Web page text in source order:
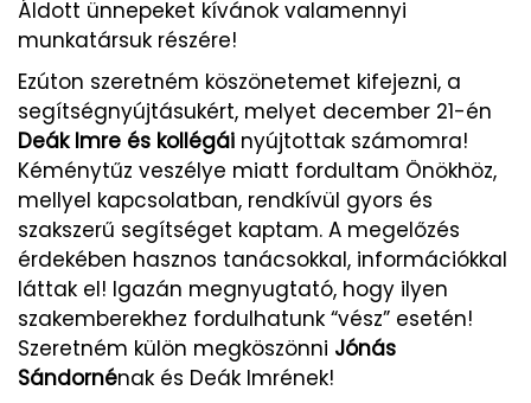
Áldott ünnepeket kívánok valamennyi
munkatársuk részére!
Ezúton szeretném köszönetemet kifejezni, a
segítségnyújtásukért, melyet december 21-én
Deák Imre és kollégái nyújtottak számomra!
Kéménytűz veszélye miatt fordultam Önökhöz,
mellyel kapcsolatban, rendkívül gyors és
szakszerű segítséget kaptam. A megelőzés
érdekében hasznos tanácsokkal, információkkal
láttak el! Igazán megnyugtató, hogy ilyen
szakemberekhez fordulhatunk “vész” esetén!
Szeretném külön megköszönni Jónás
Sándornénak és Deák Imrének!